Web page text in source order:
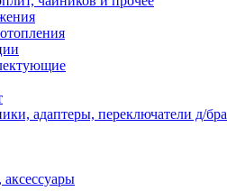
адаптеры, переключатели д/бра